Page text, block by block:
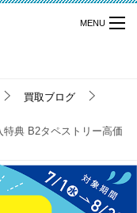
買取ブログ
典 B2タペストリー高価